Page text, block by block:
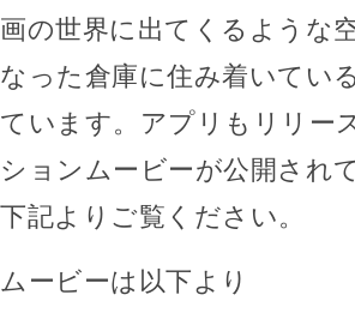
画の世界に出てくるような
なった倉庫に住み着いてい
ています。アプリもリリー
ションムービーが公開され
下記よりご覧ください。
ムービーは以下より